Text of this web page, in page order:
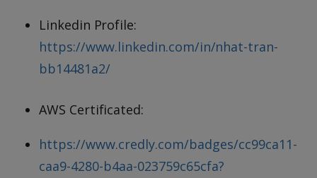
Linkedin Profile:
https://www.linkedin.com/in/nhat-tran-
bb14481a2/
AWS Certificated:
https://www.credly.com/badges/cc99ca11-
caa9-4280-b4aa-023759c65cfa?